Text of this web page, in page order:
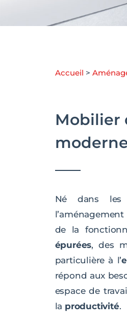
Accueil >
Mobilier
Né dans les
de la
épurées, des
particulière à l’
répond aux
espace de
la productivité.